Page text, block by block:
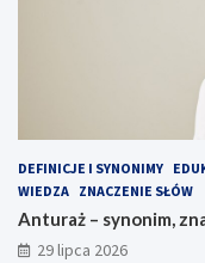
DEFINICJE I SYNONIMY
WIEDZA ZNACZENIE SŁÓW
Anturaż – synonim,
29 lipca 2026